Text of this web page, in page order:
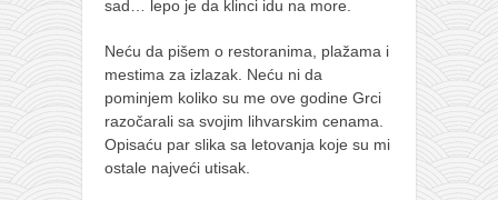
kihon
naihanchi
kushanku
passai
temashiwari
sad… lepo je da klinci idu na more.
Neću da pišem o restoranima, plažama i
mestima za izlazak. Neću ni da
pominjem koliko su me ove godine Grci
razočarali sa svojim lihvarskim cenama.
Opisaću par slika sa letovanja koje su mi
ostale najveći utisak.